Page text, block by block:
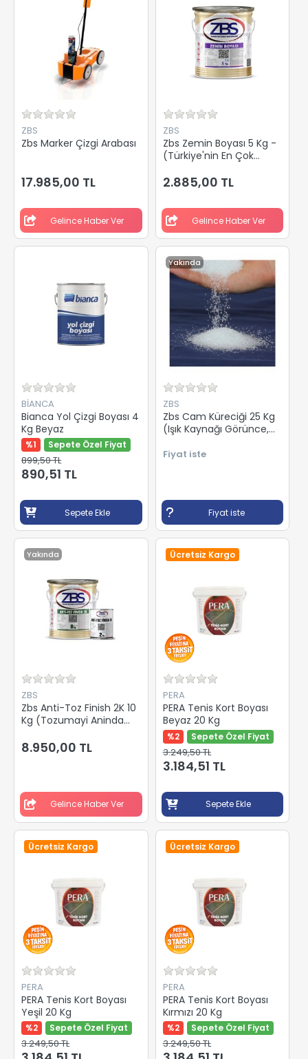
ZBS
Zbs Marker Çizgi Arabası
17.985,00 TL
Gelince Haber Ver
ZBS
Zbs Zemin Boyası 5 Kg -
(Türkiye'nin En Çok
Boyası)
2.885,00 TL
Gelince Haber Ver
BİANCA
Bianca Yol Çizgi Boyası 4
Kg Beyaz
%1 Sepete Özel Fiyat
899,50 TL
890,51 TL
Sepete Ekle
Yakında
ZBS
Zbs Cam Küreciği 25 Kg
(Işık Kaynağı Görünce,
Reflektif Görünüm
Fiyat iste
Fiyat iste
Yakında
ZBS
Zbs Anti-Toz Finish 2K 10
Kg (Tozumayi Aninda
8.950,00 TL
Gelince Haber Ver
Ücretsiz Kargo
PERA
PERA Tenis Kort Boyası
Beyaz 20 Kg
%2 Sepete Özel Fiyat
3.249,50 TL
3.184,51 TL
Sepete Ekle
Ücretsiz Kargo
PERA
PERA Tenis Kort Boyası
Yeşil 20 Kg
%2 Sepete Özel Fiyat
3.249,50 TL
Ücretsiz Kargo
PERA
PERA Tenis Kort Boyası
Kırmızı 20 Kg
%2 Sepete Özel Fiyat
3.249,50 TL